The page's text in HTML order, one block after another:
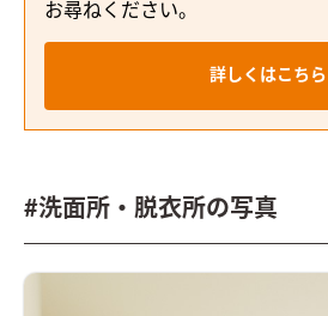
お尋ねください。
詳しくはこちら
#洗面所・脱衣所の写真